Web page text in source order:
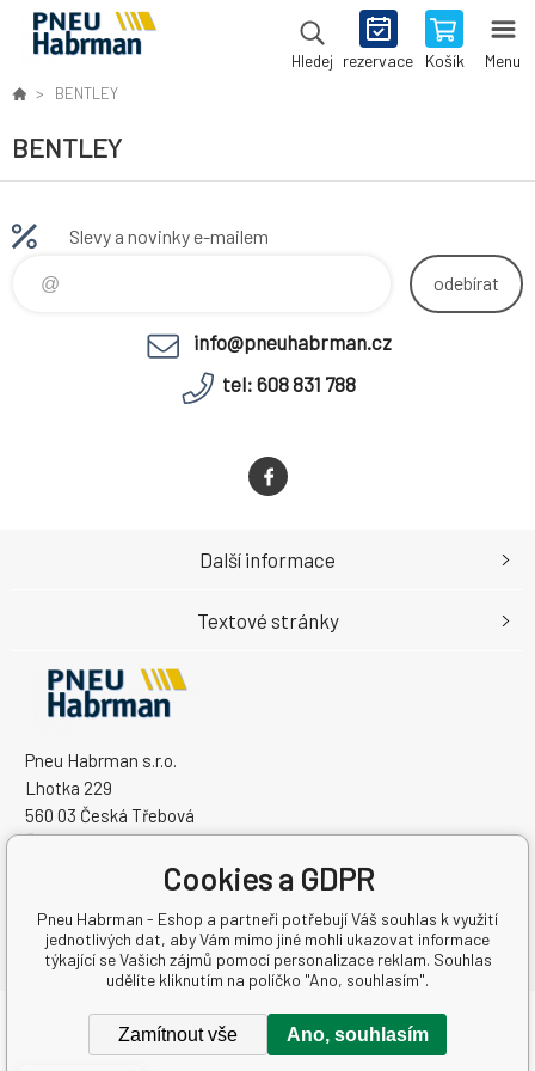
Hledej rezervace Košík Menu
BENTLEY
BENTLEY
Slevy a novinky e-mailem
odebírat
info@pneuhabrman.cz
tel: 608 831 788
Pneu Habrman s.r.o.
Lhotka 229
560 03 Česká Třebová
Česká Republika
Další informace
Textové stránky
Copyright © 2026 Pneu Habrman s.r.o.
Všechna práva vyhrazena.
Cookies a GDPR
Pneu Habrman - Eshop a partneři potřebují Váš souhlas k využití
jednotlivých dat, aby Vám mimo jiné mohli ukazovat informace
týkající se Vašich zájmů pomocí personalizace reklam. Souhlas
udělíte kliknutím na políčko "Ano, souhlasím".
Zamítnout vše Ano, souhlasím